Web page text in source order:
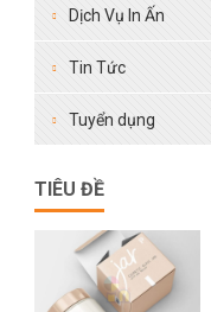
Dịch Vụ In Ấn
Tin Tức
Tuyển dụng
TIÊU ĐỀ